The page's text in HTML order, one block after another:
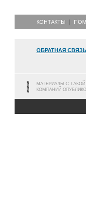
КОНТАКТЫ
ОБРАТНАЯ СВЯЗЬ
МАТЕРИАЛЫ С
КОМПАНИЙ